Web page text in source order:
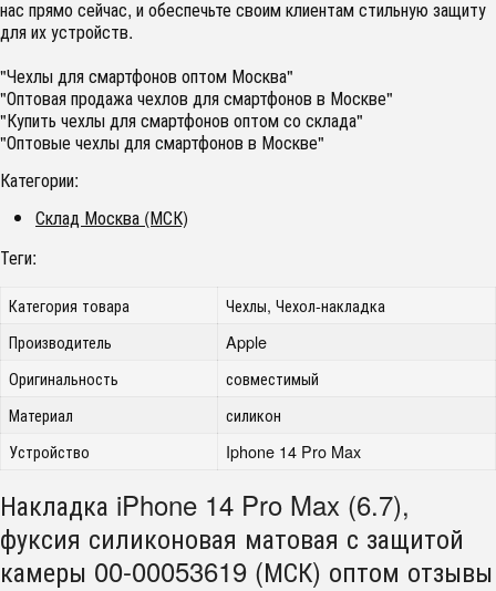
нас прямо сейчас, и обеспечьте своим клиентам стильную защиту
для их устройств.
"Чехлы для смартфонов оптом Москва"
"Оптовая продажа чехлов для смартфонов в Москве"
"Купить чехлы для смартфонов оптом со склада"
"Оптовые чехлы для смартфонов в Москве"
Категории:
Склад Москва (МСК)
Теги:
Категория товара
Чехлы, Чехол-накладка
Производитель
Apple
Оригинальность
совместимый
Материал
силикон
Устройство
Iphone 14 Pro Max
Накладка iPhone 14 Pro Max (6.7),
фуксия силиконовая матовая с защитой
камеры 00-00053619 (МСК) оптом отзывы